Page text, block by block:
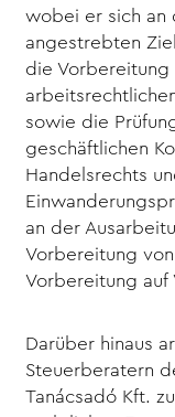
wobei er sich an
angestrebten
die Vorbereitung
sowie die
geschäftlichen
Handelsrechts
an der
Vorbereitung
Vorbereitung auf
Darüber hinaus
Steuerberatern
Tanácsadó Kft.